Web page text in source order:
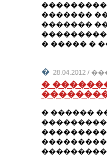
�������
�������
� ����� �
� 28.04.2012 /
�
� ������